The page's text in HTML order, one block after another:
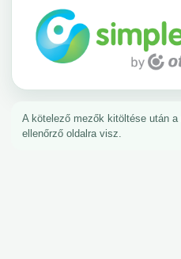
A kötelező mezők kitöltése után
ellenőrző oldalra visz.